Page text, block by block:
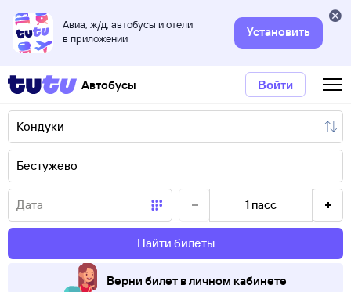
Авиа, ж/д, автобусы и отели
в приложении
Установить
Автобусы Войти
1 пасс
Найти билеты
Верни билет в личном кабинете